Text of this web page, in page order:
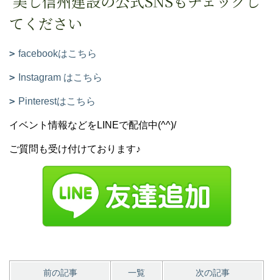
てください
facebookはこちら
Instagram はこちら
Pinterestはこちら
イベント情報などをLINEで配信中(^^)/
ご質問も受け付けております♪
前の記事 一覧 次の記事